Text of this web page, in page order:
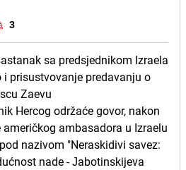
3
sa predsjednikom Izraela
i prisustvovanje predavanju o
Zaevu
Hercog održaće govor, nakon
ambasadora u Izraelu
nazivom "Neraskidivi savez:
nade - Јabotinskijeva